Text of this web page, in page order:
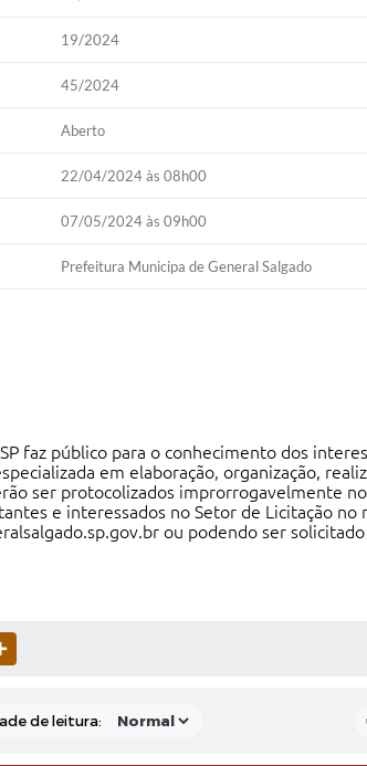
19/2024
45/2024
Aberto
22/04/2024 às 08h00
07/05/2024 às 09h00
Prefeitura Municipa de General Salgado
faz público para o conhecimento dos
em elaboração, organização,
ser protocolizados improrrogavelmente
e interessados no Setor de Licitação
ou podendo ser
de leitura: